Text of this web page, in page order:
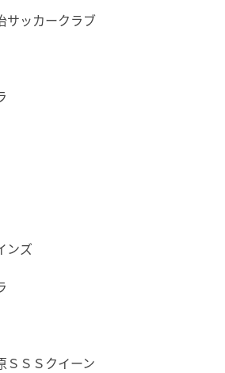
ッカークラブ
ンズ
ＳＳクイーン